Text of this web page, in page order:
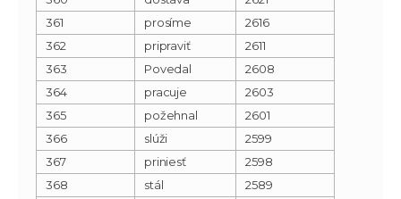
361
prosíme
2616
362
pripraviť
2611
363
Povedal
2608
364
pracuje
2603
365
požehnal
2601
366
slúži
2599
367
priniesť
2598
368
stál
2589